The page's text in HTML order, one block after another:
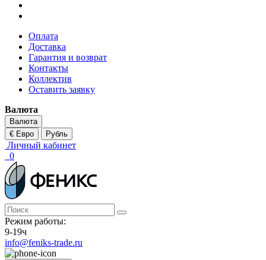
Оплата
Доставка
Гарантия и возврат
Контакты
Коллектив
Оставить заявку
Валюта
Валюта
€ Евро
Рубль
Личный кабинет
0
Режим работы:
9-19ч
info@feniks-trade.ru